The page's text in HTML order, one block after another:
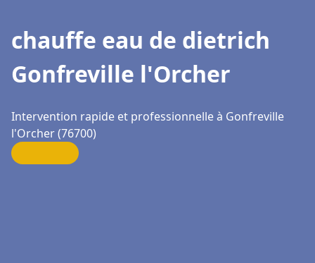
chauffe eau de dietrich
Gonfreville l'Orcher
Intervention rapide et professionnelle à Gonfreville
l'Orcher (76700)